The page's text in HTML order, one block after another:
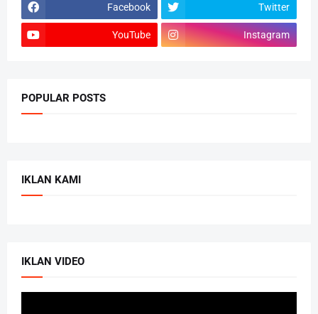
Facebook Twitter
YouTube Instagram
POPULAR POSTS
IKLAN KAMI
IKLAN VIDEO